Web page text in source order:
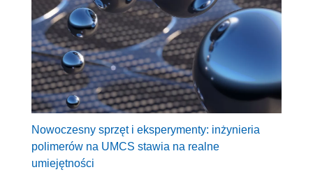
Nowoczesny sprzęt i eksperymenty: inżynieria
polimerów na UMCS stawia na realne
umiejętności